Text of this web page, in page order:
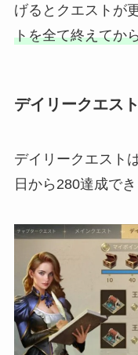
げると クエストが
トを全て終えてか
デイリークエス
デイリークエスト
日から280達成で